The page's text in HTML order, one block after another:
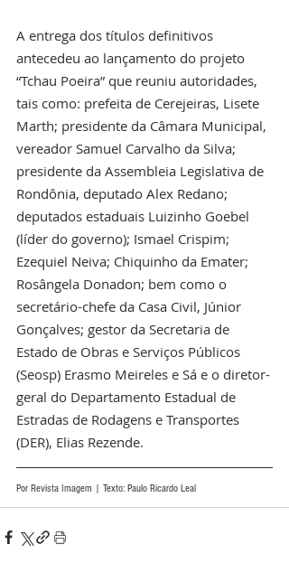
A entrega dos títulos definitivos
antecedeu ao lançamento do projeto
“Tchau Poeira” que reuniu autoridades,
tais como: prefeita de Cerejeiras, Lisete
Marth; presidente da Câmara Municipal,
vereador Samuel Carvalho da Silva;
presidente da Assembleia Legislativa de
Rondônia, deputado Alex Redano;
deputados estaduais Luizinho Goebel
(líder do governo); Ismael Crispim;
Ezequiel Neiva; Chiquinho da Emater;
Rosângela Donadon; bem como o
secretário-chefe da Casa Civil, Júnior
Gonçalves; gestor da Secretaria de
Estado de Obras e Serviços Públicos
(Seosp) Erasmo Meireles e Sá e o diretor-
geral do Departamento Estadual de
Estradas de Rodagens e Transportes
(DER), Elias Rezende.
Por Revista Imagem | Texto: Paulo Ricardo Leal